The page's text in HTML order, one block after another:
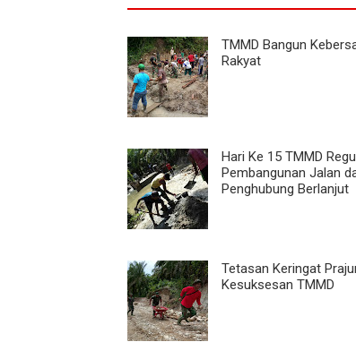
TMMD Bangun
Rakyat
Hari Ke 15 TMMD
Pembangunan Jalan
Penghubung Berlanjut
Tetasan Keringat
Kesuksesan TMMD